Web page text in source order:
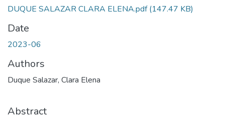
DUQUE SALAZAR CLARA ELENA.pdf(147.47 KB)
Date
2023-06
Authors
Duque Salazar, Clara Elena
Abstract